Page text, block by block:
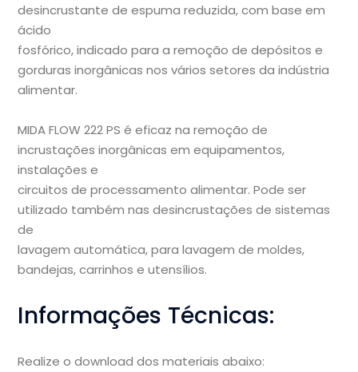
desincrustante de espuma reduzida, com base em
ácido
fosfórico, indicado para a remoção de depósitos e
gorduras inorgânicas nos vários setores da indústria
alimentar.
MIDA FLOW 222 PS é eficaz na remoção de
incrustações inorgânicas em equipamentos,
instalações e
circuitos de processamento alimentar. Pode ser
utilizado também nas desincrustações de sistemas
de
lavagem automática, para lavagem de moldes,
bandejas, carrinhos e utensílios.
Informações Técnicas:
Realize o download dos materiais abaixo: